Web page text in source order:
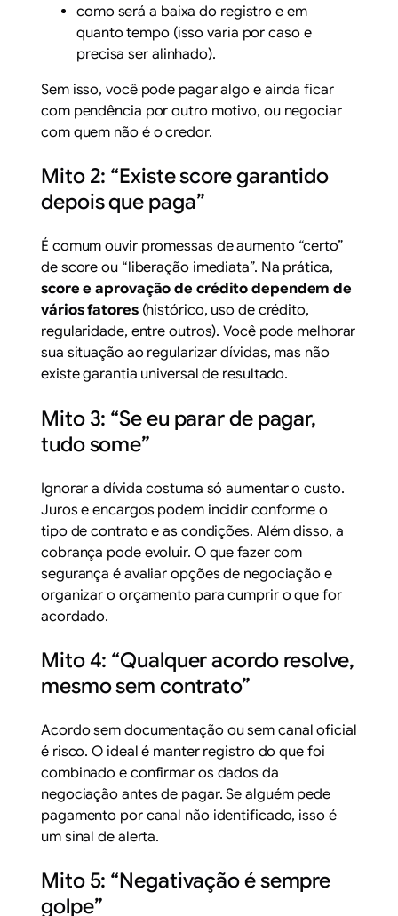
como será a baixa do registro e em
quanto tempo (isso varia por caso e
precisa ser alinhado).
Sem isso, você pode pagar algo e ainda ficar
com pendência por outro motivo, ou negociar
com quem não é o credor.
Mito 2: “Existe score garantido
depois que paga”
É comum ouvir promessas de aumento “certo”
de score ou “liberação imediata”. Na prática,
score e aprovação de crédito dependem de
vários fatores(histórico, uso de crédito,
regularidade, entre outros). Você pode melhorar
sua situação ao regularizar dívidas, mas não
existe garantia universal de resultado.
Mito 3: “Se eu parar de pagar,
tudo some”
Ignorar a dívida costuma só aumentar o custo.
Juros e encargos podem incidir conforme o
tipo de contrato e as condições. Além disso, a
cobrança pode evoluir. O que fazer com
segurança é avaliar opções de negociação e
organizar o orçamento para cumprir o que for
acordado.
Mito 4: “Qualquer acordo resolve,
mesmo sem contrato”
Acordo sem documentação ou sem canal oficial
é risco. O ideal é manter registro do que foi
combinado e confirmar os dados da
negociação antes de pagar. Se alguém pede
pagamento por canal não identificado, isso é
um sinal de alerta.
Mito 5: “Negativação é sempre
golpe”